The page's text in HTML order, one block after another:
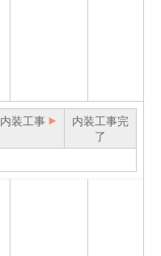
内装工事
内装工事完
了